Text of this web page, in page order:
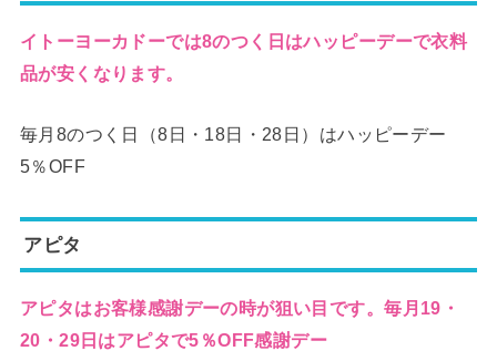
イトーヨーカドーでは8のつく日はハッピーデーで衣料
品が安くなります。
毎月8のつく日（8日・18日・28日）はハッピーデー
5％OFF
アピタ
アピタはお客様感謝デーの時が狙い目です。毎月19・
20・29日はアピタで5％OFF感謝デー